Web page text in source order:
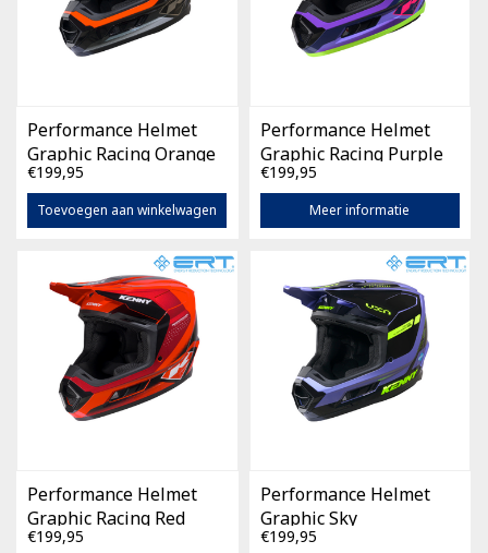
Performance Helmet
Graphic Racing Orange
€199,95
Toevoegen aan winkelwagen
Performance Helmet
Graphic Racing Purple
€199,95
Meer informatie
Performance Helmet
Graphic Racing Red
€199,95
Performance Helmet
Graphic Sky
€199,95